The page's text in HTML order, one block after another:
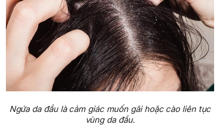
Ngứa da đầu là cảm giác muốn gãi hoặc cào liên tục
vùng da đầu.